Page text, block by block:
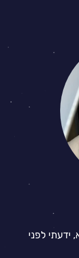
ידעתי לפני